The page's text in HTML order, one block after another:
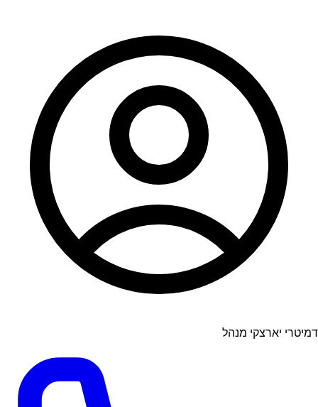
דמיטרי יארצקי מנהל